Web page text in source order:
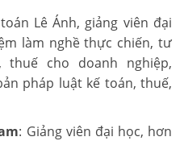
toán Lê Ánh, giảng viên đại
làm nghề thực chiến, tư
cho doanh nghiệp,
pháp luật kế toán, thuế,
: Giảng viên đại học, hơn